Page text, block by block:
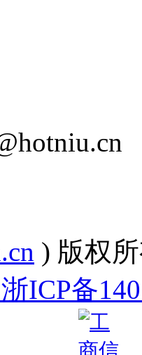
) 版权
浙ICP备